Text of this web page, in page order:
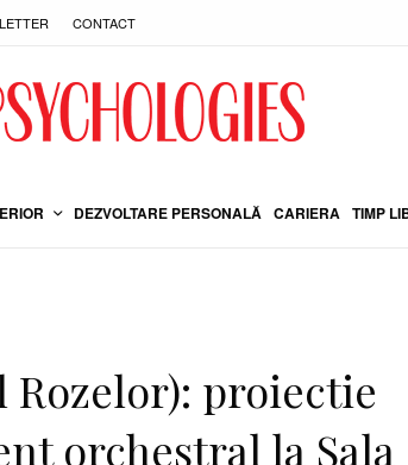
CONTACT
DEZVOLTARE PERSONALĂ CARIERA TIMP
Rozelor): proiectie
orchestral la Sala